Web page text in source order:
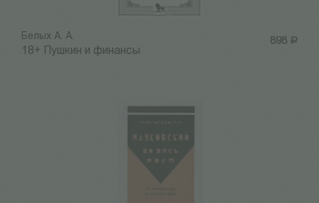
898 Р
Белых А. А.
18+ Пушкин и финансы